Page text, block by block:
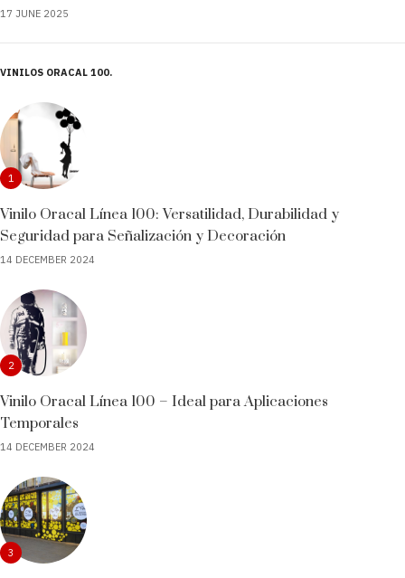
17 JUNE 2025
VINILOS ORACAL 100
1
Vinilo Oracal Línea 100: Versatilidad, Durabilidad y
Seguridad para Señalización y Decoración
14 DECEMBER 2024
2
Vinilo Oracal Línea 100 – Ideal para Aplicaciones
Temporales
14 DECEMBER 2024
3